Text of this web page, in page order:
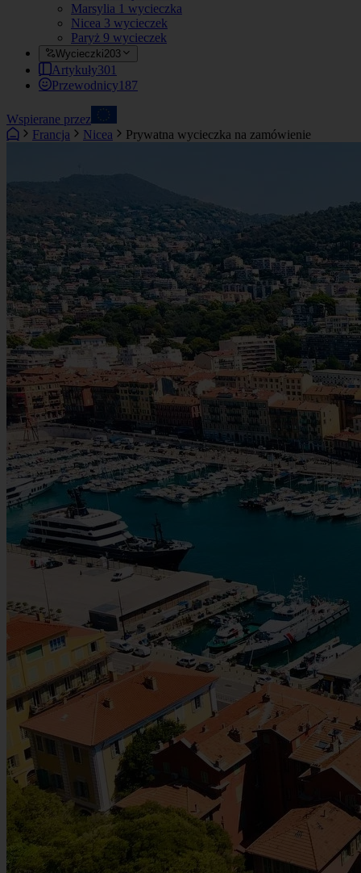
Marsylia 1 wycieczka
Nicea 3 wycieczek
Paryż 9 wycieczek
Wycieczki203
Artykuły301
Przewodnicy187
Wspierane przez
Francja
Nicea Prywatna wycieczka na zamówienie